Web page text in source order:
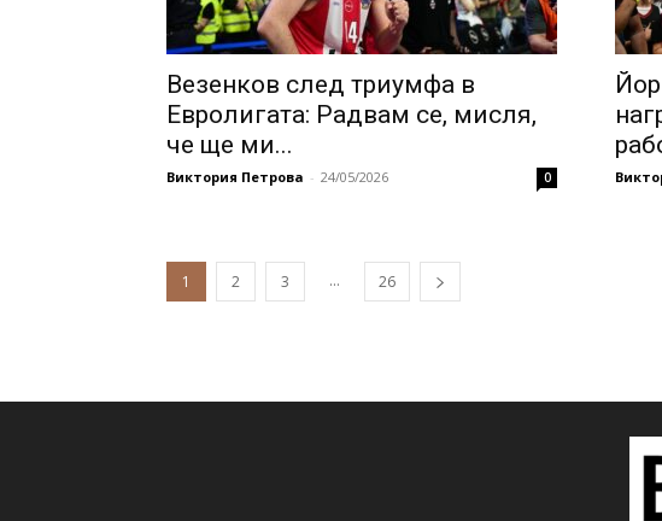
Везенков след триумфа в
Евролигата: Радвам се, мисля,
че ще ми...
Виктория Петрова - 24/05/2026 0
1 2 3 ... 26